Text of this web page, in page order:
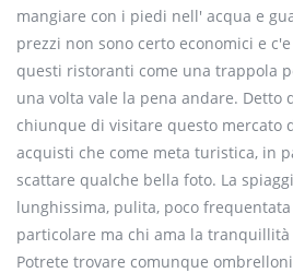
mangiare con i piedi nell' acqua e
prezzi non sono certo economici e
questi ristoranti come una trappola
una volta vale la pena andare. Detto
chiunque di visitare questo mercato
acquisti che come meta turistica, in
scattare qualche bella foto. La
lunghissima, pulita, poco
particolare ma chi ama la
Potrete trovare comunque